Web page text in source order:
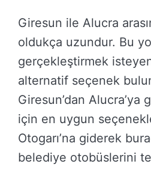
Giresun ile Alucra
oldukça uzundur. Bu
gerçekleştirmek
alternatif seçenek
Giresun’dan
için en uygun
Otogarı’na giderek
belediye otobüslerini